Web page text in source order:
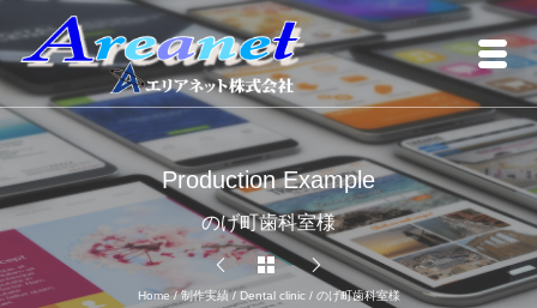
Production Example
のげ町歯科室様
Home / 制作実績 / Dental clinic / のげ町歯科室様